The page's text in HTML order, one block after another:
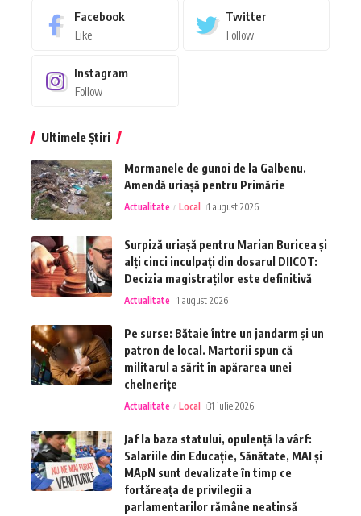
Facebook
Like
Twitter
Follow
Instagram
Follow
Ultimele Știri
Mormanele de gunoi de la Galbenu.
Amendă uriașă pentru Primărie
Actualitate Local 1 august 2026
Surpiză uriașă pentru Marian Buricea și
alți cinci inculpați din dosarul DIICOT:
Decizia magistraților este definitivă
Actualitate 1 august 2026
Pe surse: Bătaie între un jandarm și un
patron de local. Martorii spun că
militarul a sărit în apărarea unei
chelnerițe
Actualitate Local 31 iulie 2026
Jaf la baza statului, opulență la vârf:
Salariile din Educație, Sănătate, MAI și
MApN sunt devalizate în timp ce
fortăreața de privilegii a
parlamentarilor rămâne neatinsă